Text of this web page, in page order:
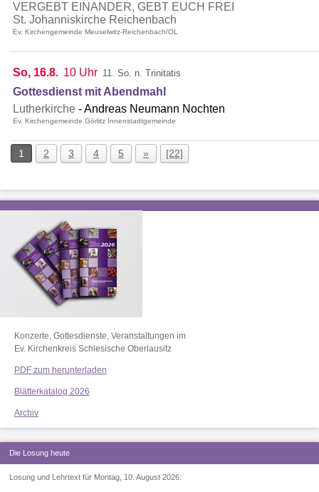
VERGEBT EINANDER, GEBT EUCH FREI
St. Johanniskirche Reichenbach
Ev. Kirchengemeinde Meuselwitz-Reichenbach/OL
So, 16.8. 10 Uhr 11. So. n. Trinitatis
Gottesdienst mit Abendmahl
Lutherkirche
Andreas Neumann Nochten
Ev. Kirchengemeinde Görlitz Innenstadtgemeinde
1 2 3 4 5 » [22]
Konzerte, Gottesdienste, Veranstaltungen im
Ev. Kirchenkreis Schlesische Oberlausitz
PDF zum herunterladen
Blätterkatalog 2026
Archiv
Die Losung heute
Losung und Lehrtext für Montag, 10. August 2026: